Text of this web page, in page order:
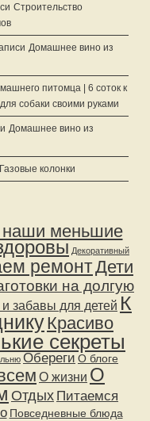
Строительство
Домашнее вино из
питомца | 6 соток к
собаки своими руками
Домашнее вино из
Газовые колонки
наши меньшие
Декоративный
ремонтДети
на долгую
забавы для детей К
Красиво
секреты
Обереги О блоге
О жизни О
Отдых Питаемся
Повседневные блюда